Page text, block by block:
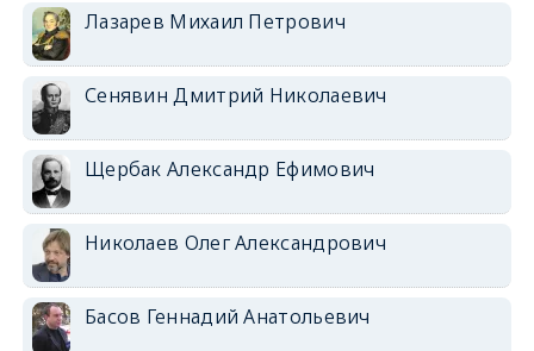
Лазарев Михаил Петрович
Сенявин Дмитрий Николаевич
Щербак Александр Ефимович
Николаев Олег Александрович
Басов Геннадий Анатольевич